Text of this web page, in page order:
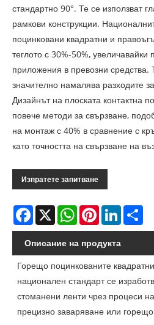
стандартно 90°. Те се използват
рамкови конструкции.
поцинковани квадратни и
теглото с 30%-50%, увеличавайки
приложения в превозни средства.
значително намалява разходите
Дизайнът на плоската контактна
повече методи за свързване,
на монтаж с 40% в сравнение с
като точността на свързване на
Изпратете запитване
Facebook
X WhatsAppPinterestLinkedIn
Описание на продукта
Горещо поцинкованите
национален стандарт се
стоманени ленти чрез процеси
прецизно заваряване или